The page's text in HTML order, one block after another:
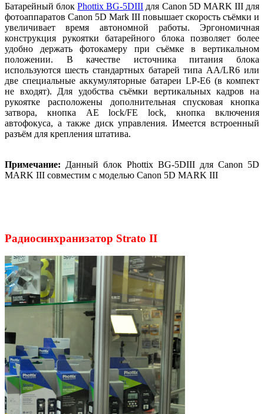
Батарейный блокPhottix BG-5DIII для Canon 5D MARK III для
фотоаппаратов Canon 5D Mark III повышает скорость съёмки и
увеличивает время автономной работы. Эргономичная
конструкция рукоятки батарейного блока позволяет более
удобно держать фотокамеру при съёмке в вертикальном
положении. В качестве источника питания блока
используются шесть стандартных батарей типа АА/LR6 или
две специальные аккумуляторные батареи LP-E6 (в компект
не входят). Для удобства съёмки вертикальных кадров на
рукоятке расположены дополнительная спусковая кнопка
затвора, кнопка АЕ lock/FE lock, кнопка включения
автофокуса, а также диск управления. Имеется встроенный
разъём для крепления штатива.
Примечание: Данный блок Phottix BG-5DIII для Canon 5D
MARK III совместим с моделью Canon 5D MARK III
Радиосинхранизатор Strato II